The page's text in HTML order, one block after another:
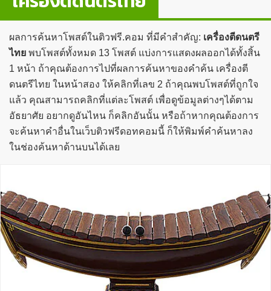
ผลการค้นหาโพสต์ในติวฟรี.คอม ที่มีคำสำคัญ: เครื่องตีดนตรี
ไทย พบโพสต์ทั้งหมด 13 โพสต์ แบ่งการแสดงผลออกได้ทั้งสิ้น
1 หน้า ถ้าคุณต้องการไปที่ผลการค้นหาของคำค้น เครื่องตี
ดนตรีไทย ในหน้าสอง ให้คลิกที่เลข 2 ถ้าคุณพบโพสต์ที่ถูกใจ
แล้ว คุณสามารถคลิกที่แต่ละโพสต์ เพื่อดูข้อมูลต่างๆได้ตาม
อัธยาศัย อยากดูอันไหน ก็คลิกอันนั้น หรือถ้าหากคุณต้องการ
จะค้นหาคำอื่นในเว็บติวฟรีดอทคอมนี้ ก็ให้พิมพ์คำค้นหาลง
ในช่องค้นหาด้านบนได้เลย